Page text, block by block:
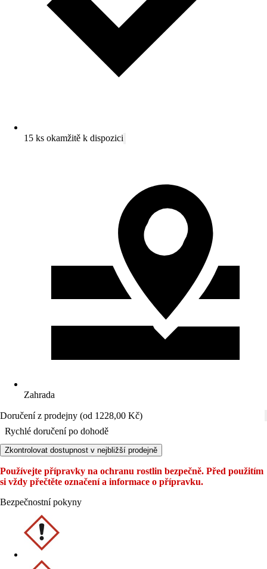
15 ks okamžitě k dispozici
Zahrada
Doručení z prodejny (od 1228,00 Kč)
Rychlé doručení po dohodě
Zkontrolovat dostupnost v nejbližší prodejně
Používejte přípravky na ochranu rostlin bezpečně. Před použitím
si vždy přečtěte označení a informace o přípravku.
Bezpečnostní pokyny